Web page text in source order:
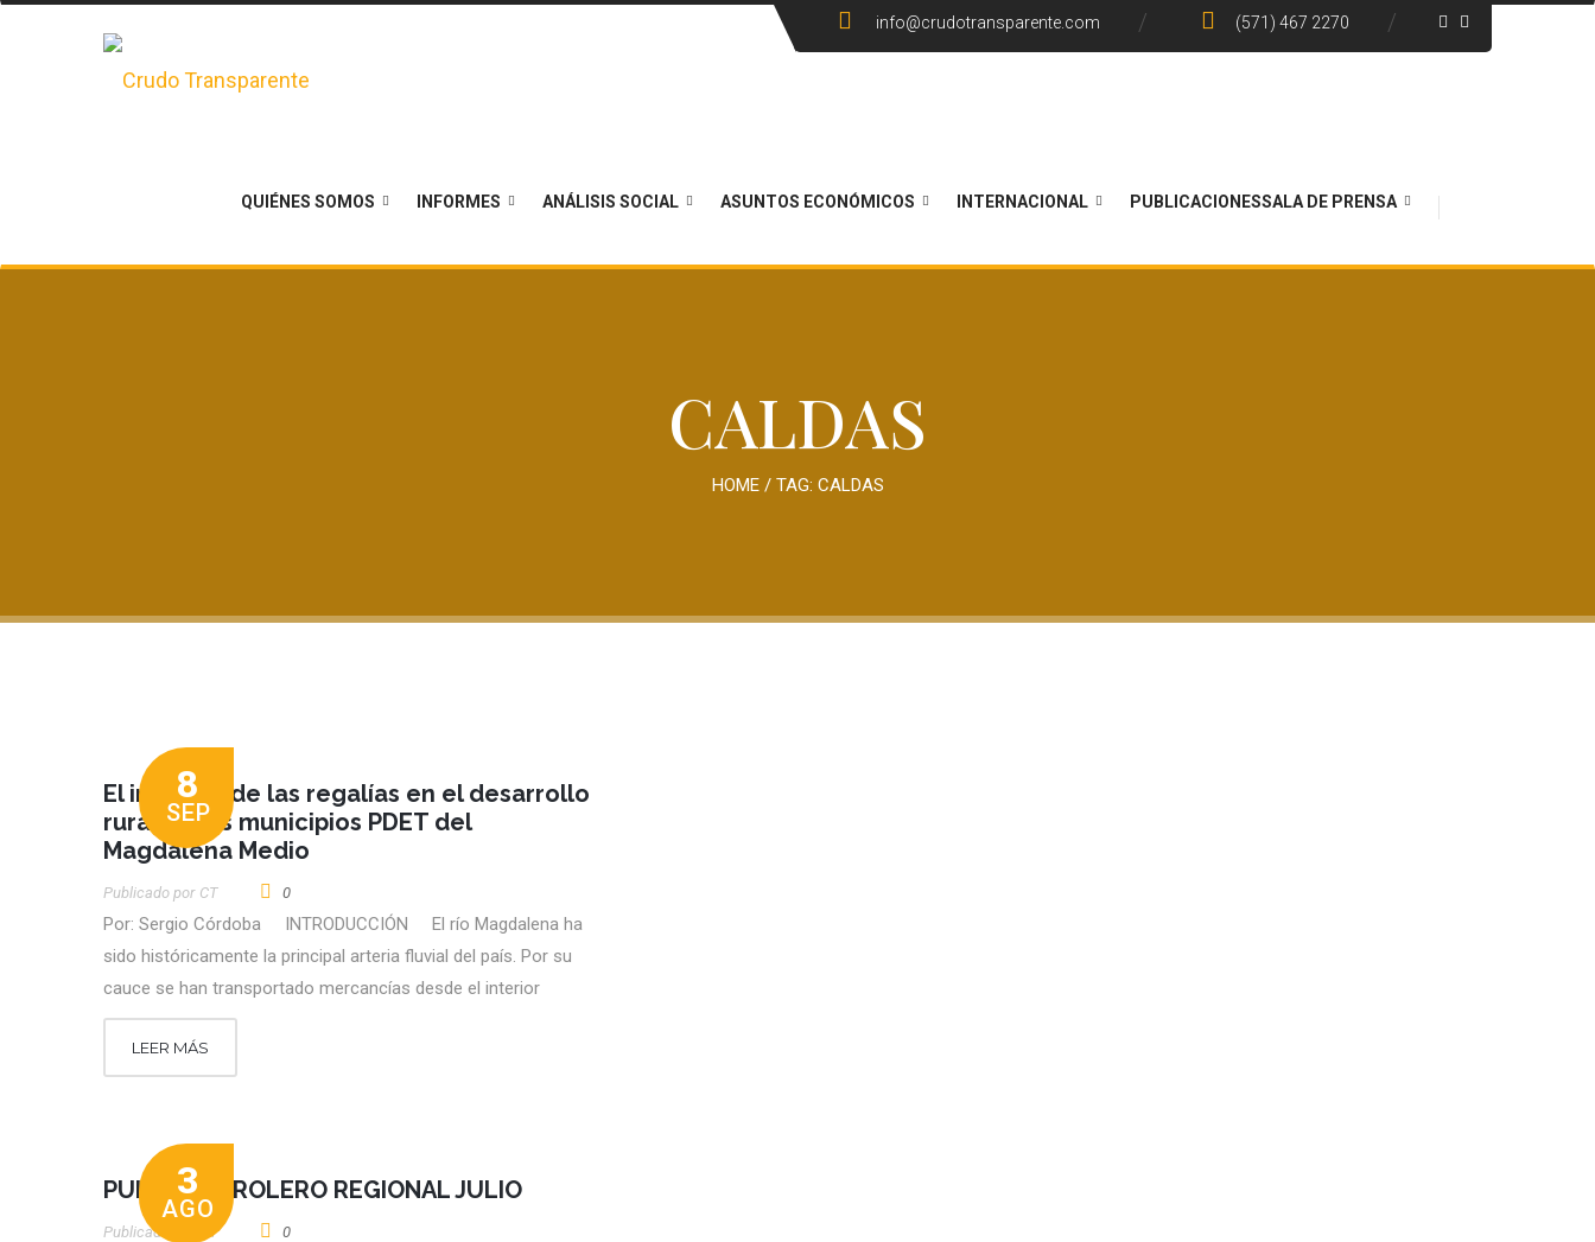
info@crudotransparente.com (571) 467 2270
QUIÉNES SOMOS INFORMES ANÁLISIS SOCIAL ASUNTOS ECONÓMICOS INTERNACIONAL PUBLICACIONESSALA DE PRENSA
CALDAS
HOME/ TAG: CALDAS
8
SEP
El impacto de las regalías en el desarrollo
rural en los municipios PDET del
Magdalena Medio
Publicado por CT 0
Por: Sergio Córdoba INTRODUCCIÓN El río Magdalena ha
sido históricamente la principal arteria fluvial del país. Por su
cauce se han transportado mercancías desde el interior
LEER MÁS
3
AGO
PULSO PETROLERO REGIONAL JULIO
Publicado por CT 0